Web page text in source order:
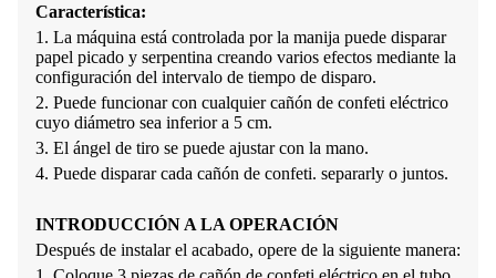
Característica:
1. La máquina está controlada por la manija puede disparar
papel picado y serpentina creando varios efectos mediante la
configuración del intervalo de tiempo de disparo.
2. Puede funcionar con cualquier cañón de confeti eléctrico
cuyo diámetro sea inferior a 5 cm.
3. El ángel de tiro se puede ajustar con la mano.
4. Puede disparar cada cañón de confeti. separarly o juntos.
INTRODUCCIÓN A LA OPERACIÓN
Después de instalar el acabado, opere de la siguiente manera: